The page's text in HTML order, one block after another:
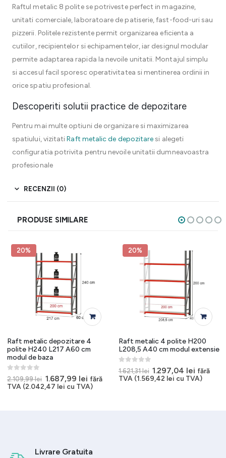
Raftul metalic 8 polite se potriveste perfect in magazine,
unitati comerciale, laboratoare de patiserie, fast-food-uri sau
pizzerii. Politele rezistente permit organizarea eficienta a
cutiilor, recipientelor si echipamentelor, iar designul modular
permite adaptarea rapida la nevoile unitatii. Montajul simplu
si accesul facil sporesc operativitatea si mentinerea ordinii in
orice spatiu profesional.
Descoperiti solutii practice de depozitare
Pentru mai multe optiuni de organizare si maximizarea
spatiului, vizitatiRaft metalic de depozitaresi alegeti
configuratia potrivita pentru nevoile unitatii dumneavoastra
profesionale
RECENZII (0)
PRODUSE SIMILARE
20%
Raft metalic depozitare 4
polite H240 L217 A60 cm
modul de baza
0 out of 5
2.109,99lei Prețul
inițial
a
1.687,99 leiPrețul
curent
fără
TVA (2.042,47 lei cu TVA)
20%
Raft metalic 4 polite H200
L208,5 A40 cm modul extensie
0 out of 5
1.621,31lei Prețul
inițial
a
1.297,04 lei Prețul
curent
fără
TVA (1.569,42 lei cu TVA)
Livrare Gratuita